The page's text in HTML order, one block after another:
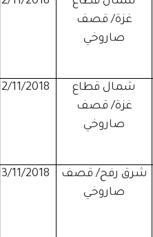
غزة/ قصف
صاروخي
شمال قطاع
غزة/ قصف
صاروخي
12/11/2018
شرق رفح/ قصف
صاروخي
13/11/2018